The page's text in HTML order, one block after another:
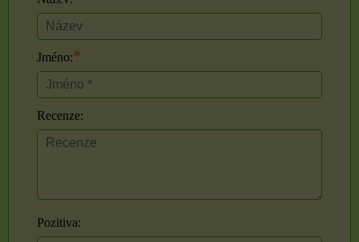
Jméno:*
Recenze:
Pozitiva: